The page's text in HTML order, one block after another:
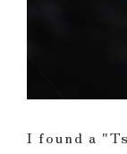
I found a